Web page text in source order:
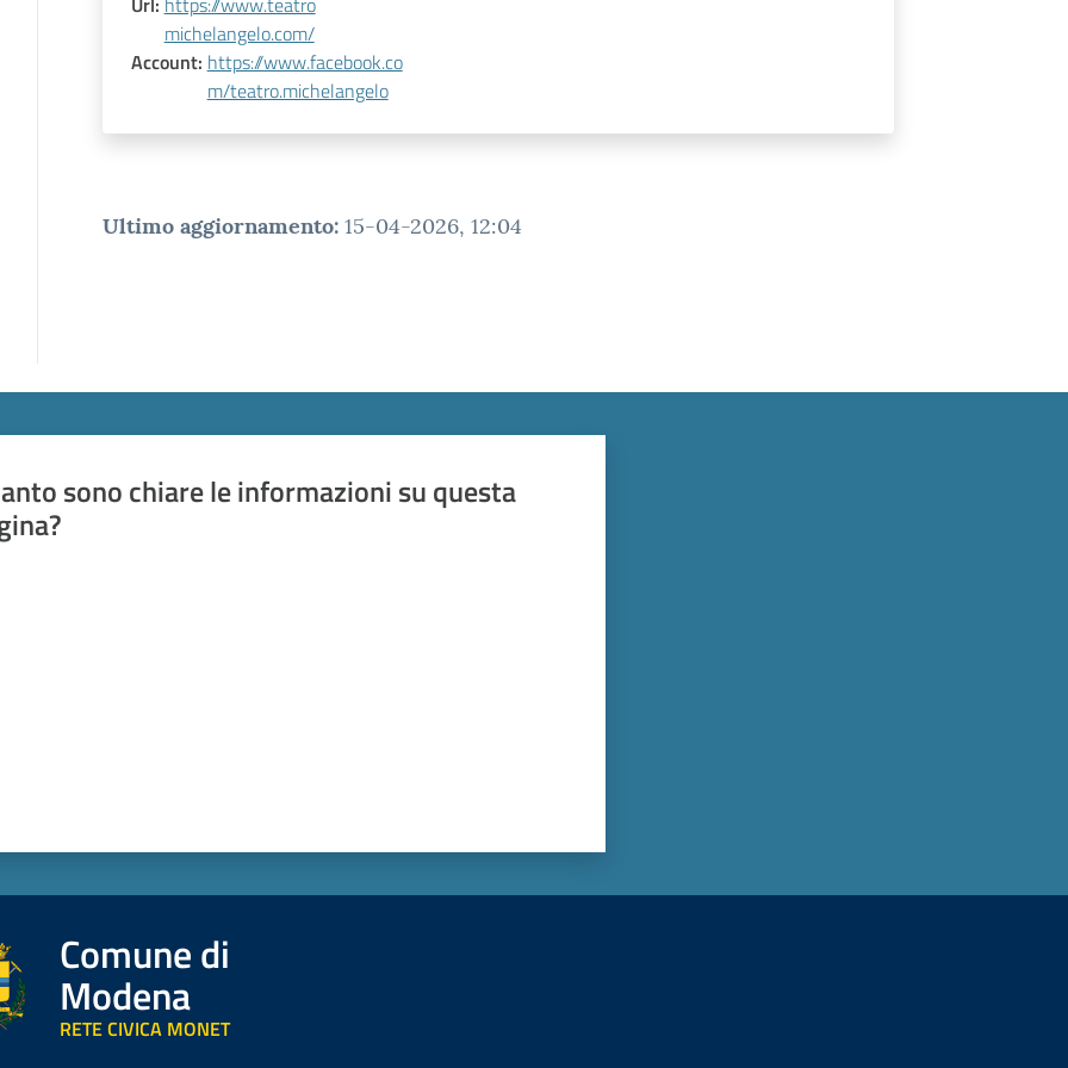
michelangelo.com/
Account: https://www.facebook.co
m/teatro.michelangelo
Ultimo aggiornamento: 15-04-2026, 12:04
sono chiare le informazioni su questa
Comune di
Modena
RETE CIVICA MONET